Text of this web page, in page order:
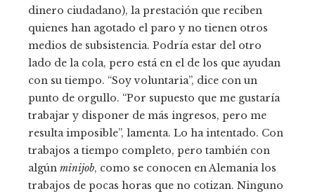
dinero ciudadano), la prestación que reciben
quienes han agotado el paro y no tienen otros
medios de subsistencia. Podría estar del otro
lado de la cola, pero está en el de los que ayudan
con su tiempo. “Soy voluntaria”, dice con un
punto de orgullo. “Por supuesto que me gustaría
trabajar y disponer de más ingresos, pero me
resulta imposible”, lamenta. Lo ha intentado. Con
trabajos a tiempo completo, pero también con
algún minijob, como se conocen en Alemania los
trabajos de pocas horas que no cotizan. Ninguno